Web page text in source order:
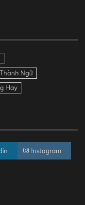
Thành Ngữ
Hay
Instagram